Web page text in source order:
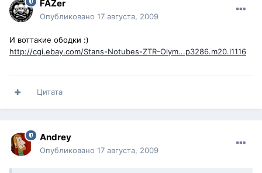
FAZer
Опубликовано 17 августа, 2009
И воттакие ободки :)
http://cgi.ebay.com/Stans-Notubes-ZTR-Olym...p3286.m20.l1116
Цитата
Andrey
Опубликовано 17 августа, 2009